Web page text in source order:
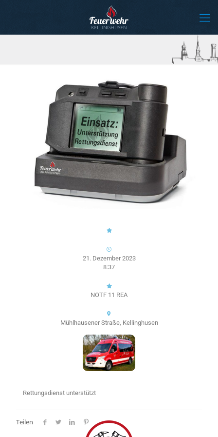
21. Dezember 2023
8:37
NOTF 11 REA
Mühlhausener Straße, Kellinghusen
Rettungsdienst unterstützt
Teilen